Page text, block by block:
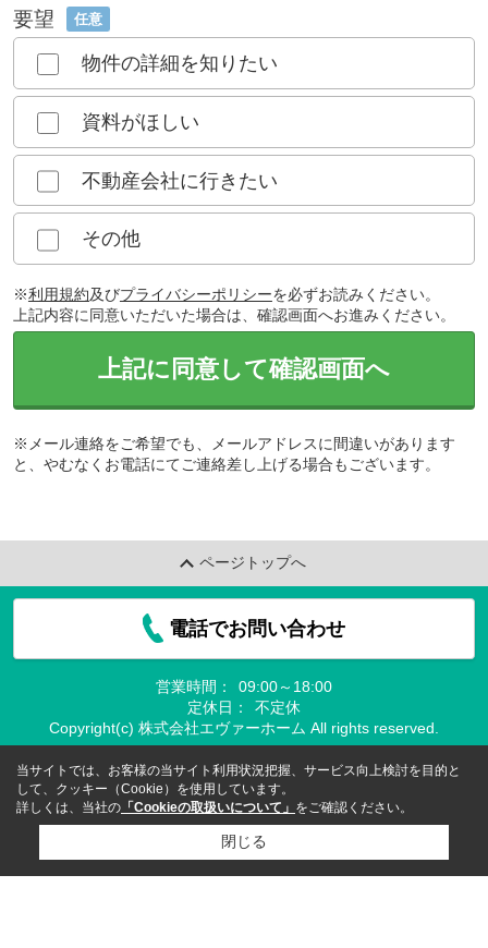
要望 任意
物件の詳細を知りたい
資料がほしい
不動産会社に行きたい
その他
※利用規約及びプライバシーポリシーを必ずお読みください。
上記内容に同意いただいた場合は、確認画面へお進みください。
上記に同意して確認画面へ
※メール連絡をご希望でも、メールアドレスに間違いがあります
と、やむなくお電話にてご連絡差し上げる場合もございます。
ページトップへ
電話でお問い合わせ
営業時間：
09:00～18:00
定休日：
不定休
Copyright(c) 株式会社エヴァーホーム All rights reserved.
当サイトでは、お客様の当サイト利用状況把握、サービス向上検討を目的と
して、クッキー（Cookie）を使用しています。
詳しくは、当社の 「Cookieの取扱いについて」 をご確認ください。
閉じる